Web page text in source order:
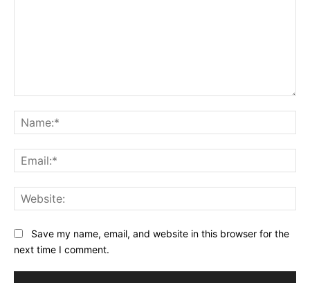
Save my name, email, and website in this browser for the
next time I comment.